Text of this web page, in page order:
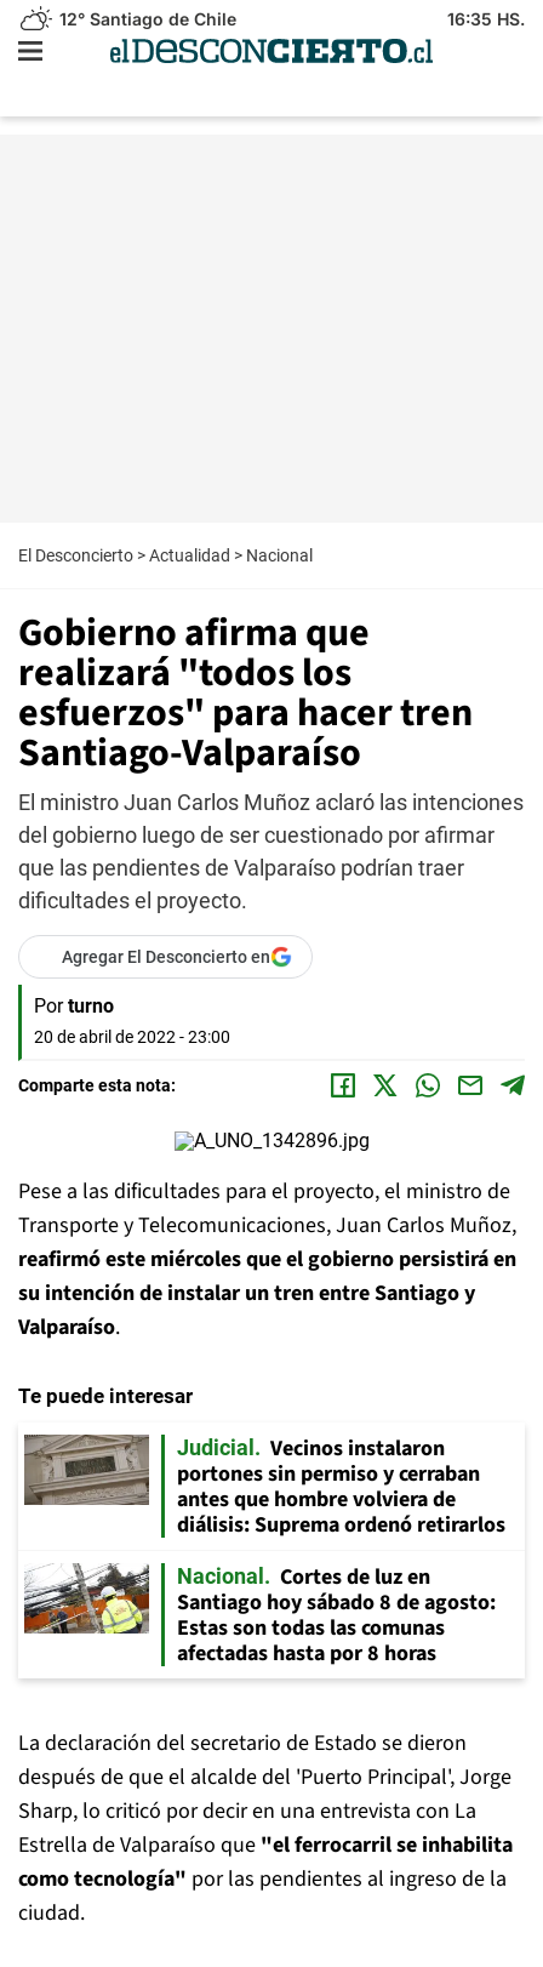
12° Santiago de Chile 16:35 HS.
El Desconcierto >Actualidad > Nacional
Gobierno afirma que
realizará "todos los
esfuerzos" para hacer tren
Santiago-Valparaíso
El ministro Juan Carlos Muñoz aclaró las intenciones
del gobierno luego de ser cuestionado por afirmar
que las pendientes de Valparaíso podrían traer
dificultades el proyecto.
Agregar El Desconcierto en
Por turno
20 de abril de 2022 - 23:00
Comparte esta nota:
Pese a las dificultades para el proyecto, el ministro de
Transporte y Telecomunicaciones, Juan Carlos Muñoz,
reafirmó este miércoles que el gobierno persistirá en
su intención de instalar un tren entre Santiago y
Valparaíso.
Te puede interesar
Judicial
Vecinos instalaron
portones sin permiso y cerraban
antes que hombre volviera de
diálisis: Suprema ordenó retirarlos
Nacional
Cortes de luz en
Santiago hoy sábado 8 de agosto:
Estas son todas las comunas
afectadas hasta por 8 horas
La declaración del secretario de Estado se dieron
después de que el alcalde del 'Puerto Principal', Jorge
Sharp, lo criticó por decir en una entrevista con La
Estrella de Valparaíso que "el ferrocarril se inhabilita
como tecnología" por las pendientes al ingreso de la
ciudad.